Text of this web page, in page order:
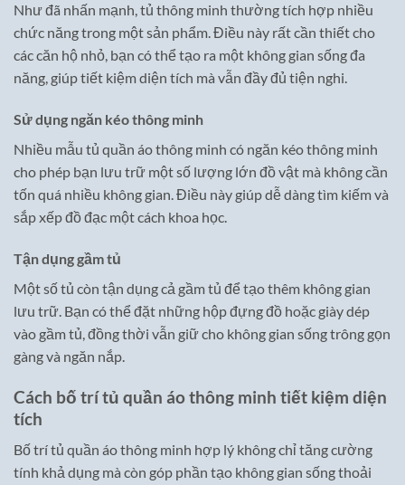
Như đã nhấn mạnh, tủ thông minh thường tích hợp nhiều
chức năng trong một sản phẩm. Điều này rất cần thiết cho
các căn hộ nhỏ, bạn có thể tạo ra một không gian sống đa
năng, giúp tiết kiệm diện tích mà vẫn đầy đủ tiện nghi.
Sử dụng ngăn kéo thông minh
Nhiều mẫu tủ quần áo thông minh có ngăn kéo thông minh
cho phép bạn lưu trữ một số lượng lớn đồ vật mà không cần
tốn quá nhiều không gian. Điều này giúp dễ dàng tìm kiếm và
sắp xếp đồ đạc một cách khoa học.
Tận dụng gầm tủ
Một số tủ còn tận dụng cả gầm tủ để tạo thêm không gian
lưu trữ. Bạn có thể đặt những hộp đựng đồ hoặc giày dép
vào gầm tủ, đồng thời vẫn giữ cho không gian sống trông gọn
gàng và ngăn nắp.
Cách bố trí tủ quần áo thông minh tiết kiệm diện
tích
Bố trí tủ quần áo thông minh hợp lý không chỉ tăng cường
tính khả dụng mà còn góp phần tạo không gian sống thoải